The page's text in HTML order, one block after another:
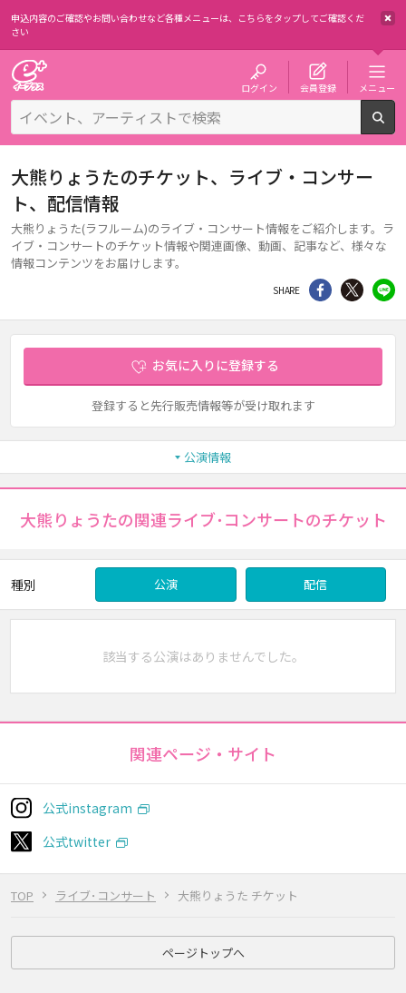
申込内容のご確認やお問い合わせなど各種メニューは、 こちらをタップしてご確認くだ
さい
ログイン 会員登録 メニュー
TOP ライブ･コンサート 大熊りょうた チケット
大熊りょうたのチケット、ライブ・コンサー
ト、配信情報
大熊りょうた(ラフルーム)のライブ・コンサート情報をご紹介します。ラ
イブ・コンサートのチケット情報や関連画像、動画、記事など、様々な
情報コンテンツをお届けします。
SHARE シェア Twitter
お気に入りに登録する
登録すると先行販売情報等が受け取れます
公演情報
大熊りょうたの関連ライブ･コンサートのチケット
種別 公演 配信
該当する公演はありませんでした。
関連ページ・サイト
公式instagram
公式twitter
ページトップへ